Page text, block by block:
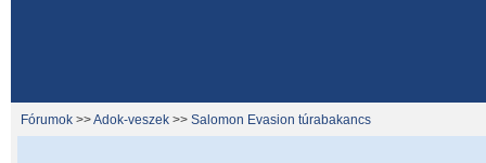
Fórumok >>Adok-veszek >> Salomon Evasion túrabakancs